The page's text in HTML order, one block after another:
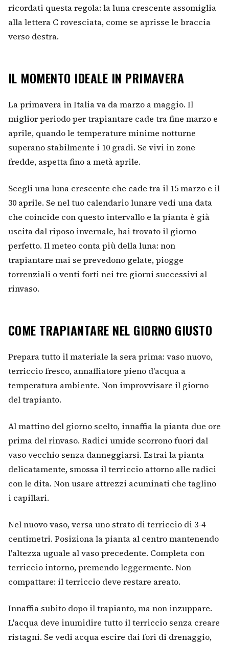
ricordati questa regola: la luna crescente assomiglia
alla lettera C rovesciata, come se aprisse le braccia
verso destra.
IL MOMENTO IDEALE IN PRIMAVERA
La primavera in Italia va da marzo a maggio. Il
miglior periodo per trapiantare cade tra fine marzo e
aprile, quando le temperature minime notturne
superano stabilmente i 10 gradi. Se vivi in zone
fredde, aspetta fino a metà aprile.
Scegli una luna crescente che cade tra il 15 marzo e il
30 aprile. Se nel tuo calendario lunare vedi una data
che coincide con questo intervallo e la pianta è già
uscita dal riposo invernale, hai trovato il giorno
perfetto. Il meteo conta più della luna: non
trapiantare mai se prevedono gelate, piogge
torrenziali o venti forti nei tre giorni successivi al
rinvaso.
COME TRAPIANTARE NEL GIORNO GIUSTO
Prepara tutto il materiale la sera prima: vaso nuovo,
terriccio fresco, annaffiatore pieno d'acqua a
temperatura ambiente. Non improvvisare il giorno
del trapianto.
Al mattino del giorno scelto, innaffia la pianta due ore
prima del rinvaso. Radici umide scorrono fuori dal
vaso vecchio senza danneggiarsi. Estrai la pianta
delicatamente, smossa il terriccio attorno alle radici
con le dita. Non usare attrezzi acuminati che taglino
i capillari.
Nel nuovo vaso, versa uno strato di terriccio di 3-4
centimetri. Posiziona la pianta al centro mantenendo
l'altezza uguale al vaso precedente. Completa con
terriccio intorno, premendo leggermente. Non
compattare: il terriccio deve restare areato.
Innaffia subito dopo il trapianto, ma non inzuppare.
L'acqua deve inumidire tutto il terriccio senza creare
ristagni. Se vedi acqua escire dai fori di drenaggio,